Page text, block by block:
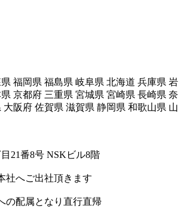
福岡県 福島県 岐阜県 北海道 兵庫県 岩
京都府 三重県 宮城県 宮崎県 長崎県 奈
大阪府 佐賀県 滋賀県 静岡県 和歌山県 山
21番8号 NSKビル8階
社へご出社頂きます
の配属となり直行直帰